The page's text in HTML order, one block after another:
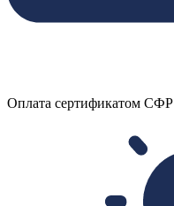
Оплата сертификатом СФР